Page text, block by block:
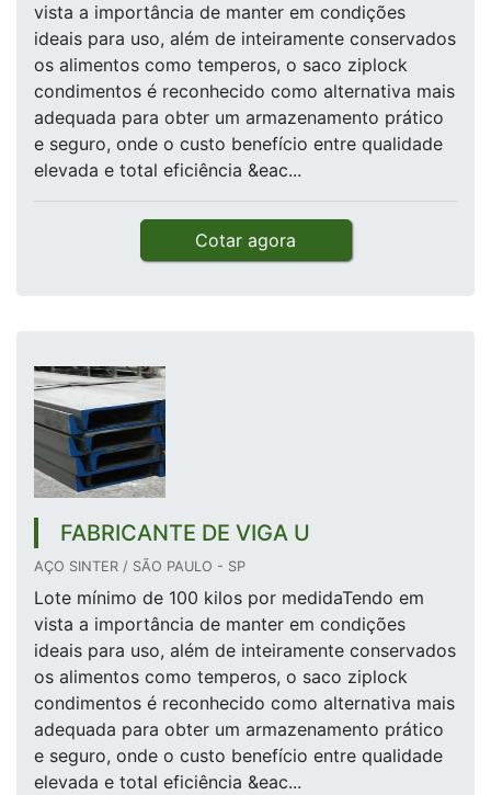
vista a importância de manter em condições
ideais para uso, além de inteiramente conservados
os alimentos como temperos, o saco ziplock
condimentos é reconhecido como alternativa mais
adequada para obter um armazenamento prático
e seguro, onde o custo benefício entre qualidade
elevada e total eficiência &eac...
Cotar agora
FABRICANTE DE VIGA U
AÇO SINTER / SÃO PAULO - SP
Lote mínimo de 100 kilos por medidaTendo em
vista a importância de manter em condições
ideais para uso, além de inteiramente conservados
os alimentos como temperos, o saco ziplock
condimentos é reconhecido como alternativa mais
adequada para obter um armazenamento prático
e seguro, onde o custo benefício entre qualidade
elevada e total eficiência &eac...